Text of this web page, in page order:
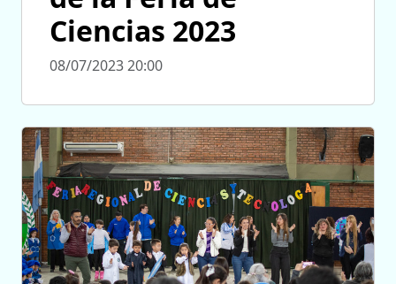
Ciencias 2023
08/07/2023 20:00